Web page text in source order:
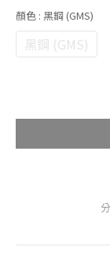
顏色 : 黑鋼 (GMS)
黑鋼 (GMS)